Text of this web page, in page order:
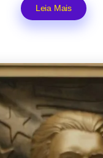
Leia Mais